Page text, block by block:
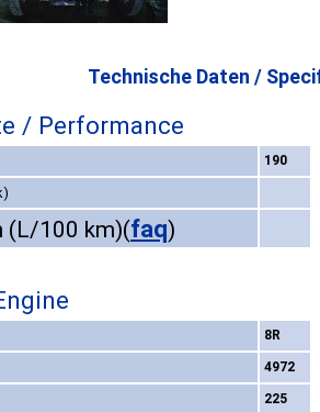
Technische Daten /
/ Performance
190
(L/100 km)(faq)
8R
4972
225